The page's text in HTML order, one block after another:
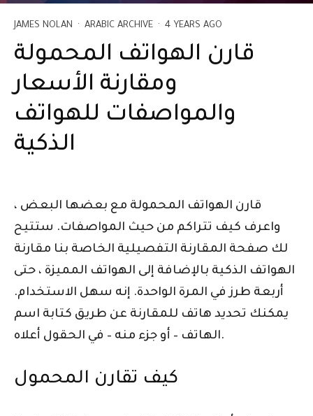
JAMES NOLAN · ARABIC ARCHIVE · 4 YEARS AGO
قارن الهواتف المحمولة
ومقارنة الأسعار
والمواصفات للهواتف
الذكية
قارن الهواتف المحمولة مع بعضها البعض ،
واعرف كيف تتراكم من حيث المواصفات. ستتيح
لك صفحة المقارنة التفصيلية الخاصة بنا مقارنة
الهواتف الذكية بالإضافة إلى الهواتف المميزة ، حتى
أربعة طرز في المرة الواحدة. إنه سهل الاستخدام.
يمكنك تحديد هاتف للمقارنة عن طريق كتابة اسم
الهاتف – أو جزء منه – في الحقول أعلاه.
كيف تقارن المحمول